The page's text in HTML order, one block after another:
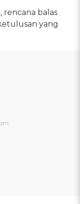
rencana balas
yang